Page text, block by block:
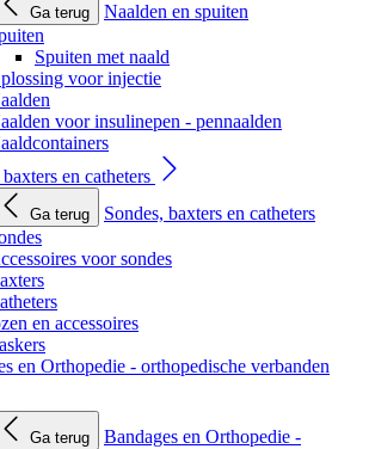
Ga terug
Naalden en spuiten
Spuiten met naald
voor injectie
voor insulinepen - pennaalden
en catheters
Ga terug
Sondes, baxters en catheters
voor sondes
en accessoires
en Orthopedie - orthopedische verbanden
Ga terug
Bandages en Orthopedie -